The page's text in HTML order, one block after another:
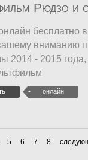
Рюдзо и
бесплатно
вниманию
2014 - 2015 года,
онлайн
5 6 7 8